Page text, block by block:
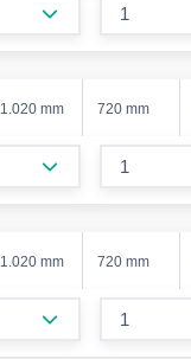
1.020 mm 720 mm
1.020 mm 720 mm